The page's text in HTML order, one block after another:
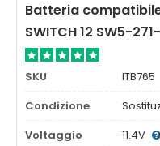
Batteria
SWITCH 12 SW5-
SKU
ITB765
Condizione
Voltaggio
11.4V